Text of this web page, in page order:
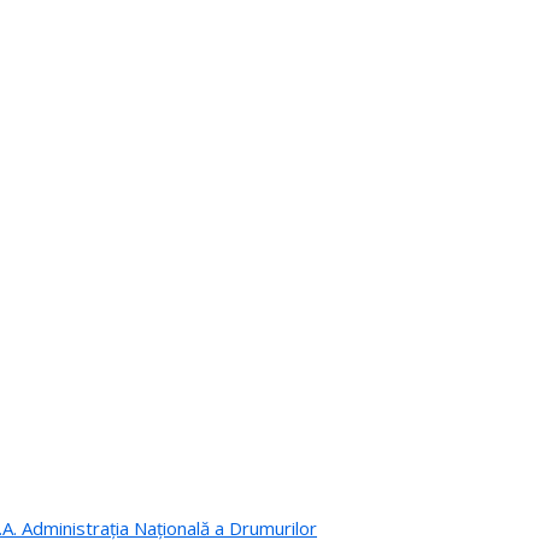
Administrația Națională a Drumurilor